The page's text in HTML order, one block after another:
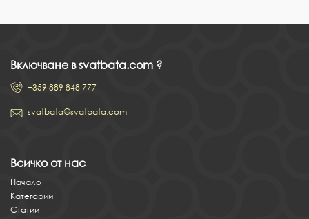
Включване в svatbata.com ?
+359 889 848 777
svatbata@svatbata.com
Всичко от нас
Начало
Категории
Статии